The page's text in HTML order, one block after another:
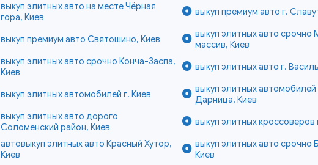
выкуп элитных авто на месте Чёрная
гора, Киев
выкуп премиум авто г.
выкуп премиум авто Святошино, Киев
выкуп элитных авто срочно
массив, Киев
выкуп элитных авто срочно Конча-Заспа,
Киев
выкуп элитных авто г.
выкуп элитных автомобилей г. Киев
выкуп элитных
Дарница, Киев
выкуп элитных авто дорого
Соломенский район, Киев
выкуп элитных кроссоверов
автовыкуп элитных авто Красный Хутор,
Киев
выкуп элитных авто срочно
Киев